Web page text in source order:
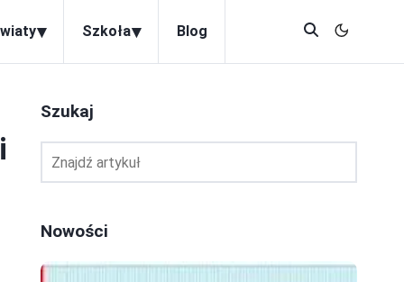
▾ Szkoła▾ Blog
Szukaj
Nowości